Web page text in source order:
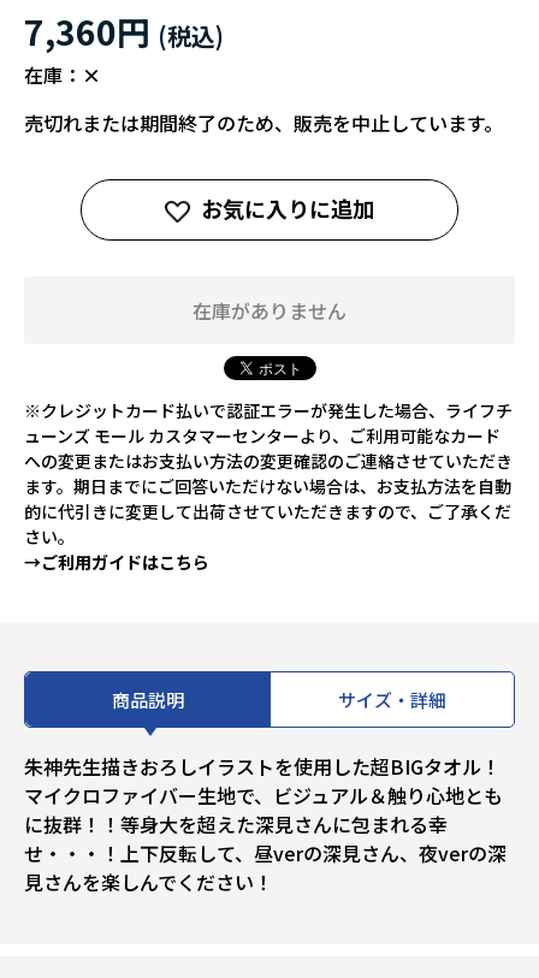
7,360円
在庫： ×
売切れまたは期間終了のため、販売を中止しています。
お気に入りに追加
在庫がありません
※クレジットカード払いで認証エラーが発生した場合、ライフチ
ューンズ モール カスタマーセンターより、ご利用可能なカード
への変更またはお支払い方法の変更確認のご連絡させていただき
ます。期日までにご回答いただけない場合は、お支払方法を自動
的に代引きに変更して出荷させていただきますので、ご了承くだ
さい。
→ご利用ガイドはこちら
商品説明 サイズ・詳細
朱神先生描きおろしイラストを使用した超BIGタオル！
マイクロファイバー生地で、ビジュアル＆触り心地とも
に抜群！！等身大を超えた深見さんに包まれる幸
せ・・・！上下反転して、昼verの深見さん、夜verの深
見さんを楽しんでください！